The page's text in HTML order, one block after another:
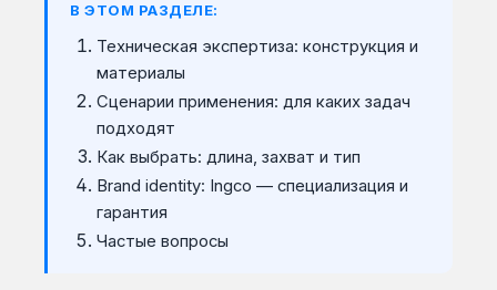
В ЭТОМ РАЗДЕЛЕ:
Техническая экспертиза: конструкция и
материалы
Сценарии применения: для каких задач
подходят
Как выбрать: длина, захват и тип
Brand identity: Ingco — специализация и
гарантия
Частые вопросы